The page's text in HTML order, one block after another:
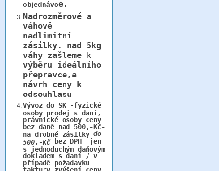
objednávce.
Nadrozměrové a
váhově
nadlimitní
zásilky. nad 5kg
váhy zašleme k
výběru ideálního
přepravce,a
návrh ceny k
odsouhlasu
Vývoz do SK -fyzické
osoby prodej s daní,
právnické osoby ceny
bez daně nad 500,-Kč-
na drobné zásilky do
500,-Kčbez DPH jen
s jednoduchým daňovým
dokladem s daní / v
případě požadavku
faktury zvýšení ceny